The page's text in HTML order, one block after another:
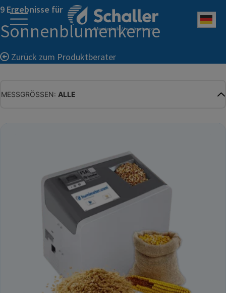
9 Ergebnisse für
Sonnenblumenkerne
Zurück zum Produktberater
MESSGRÖSSEN: ALLE
ABSOLUTE FEUCHTE
TEMPERATUR
GLEICHGEWICHTSFEUCHTE
WASSERAKTIVITÄT
TROCKENSUBSTANZ
HEKTOLITERGEWICHT
TAUPUNKT
SCHÜTTDICHTE
GEWICHT / MASSE